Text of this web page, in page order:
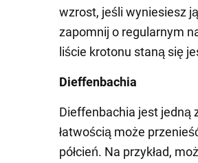
wzrost, jeśli wyniesiesz
zapomnij o regularnym
liście krotonu staną się
Dieffenbachia
Dieffenbachia jest jedną
łatwością może
półcień. Na przykład,